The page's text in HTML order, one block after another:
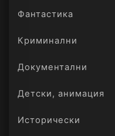
Фантастика
Криминални
Документални
Детски, анимация
Исторически